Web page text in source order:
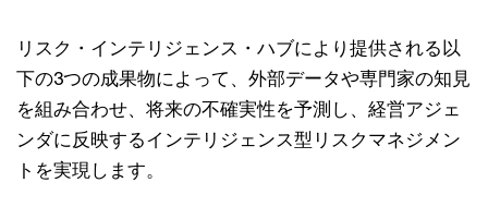
リスク・インテリジェンス・ハブにより提供される以
下の3つの成果物によって、外部データや専門家の知見
を組み合わせ、将来の不確実性を予測し、経営アジェ
ンダに反映するインテリジェンス型リスクマネジメン
トを実現します。